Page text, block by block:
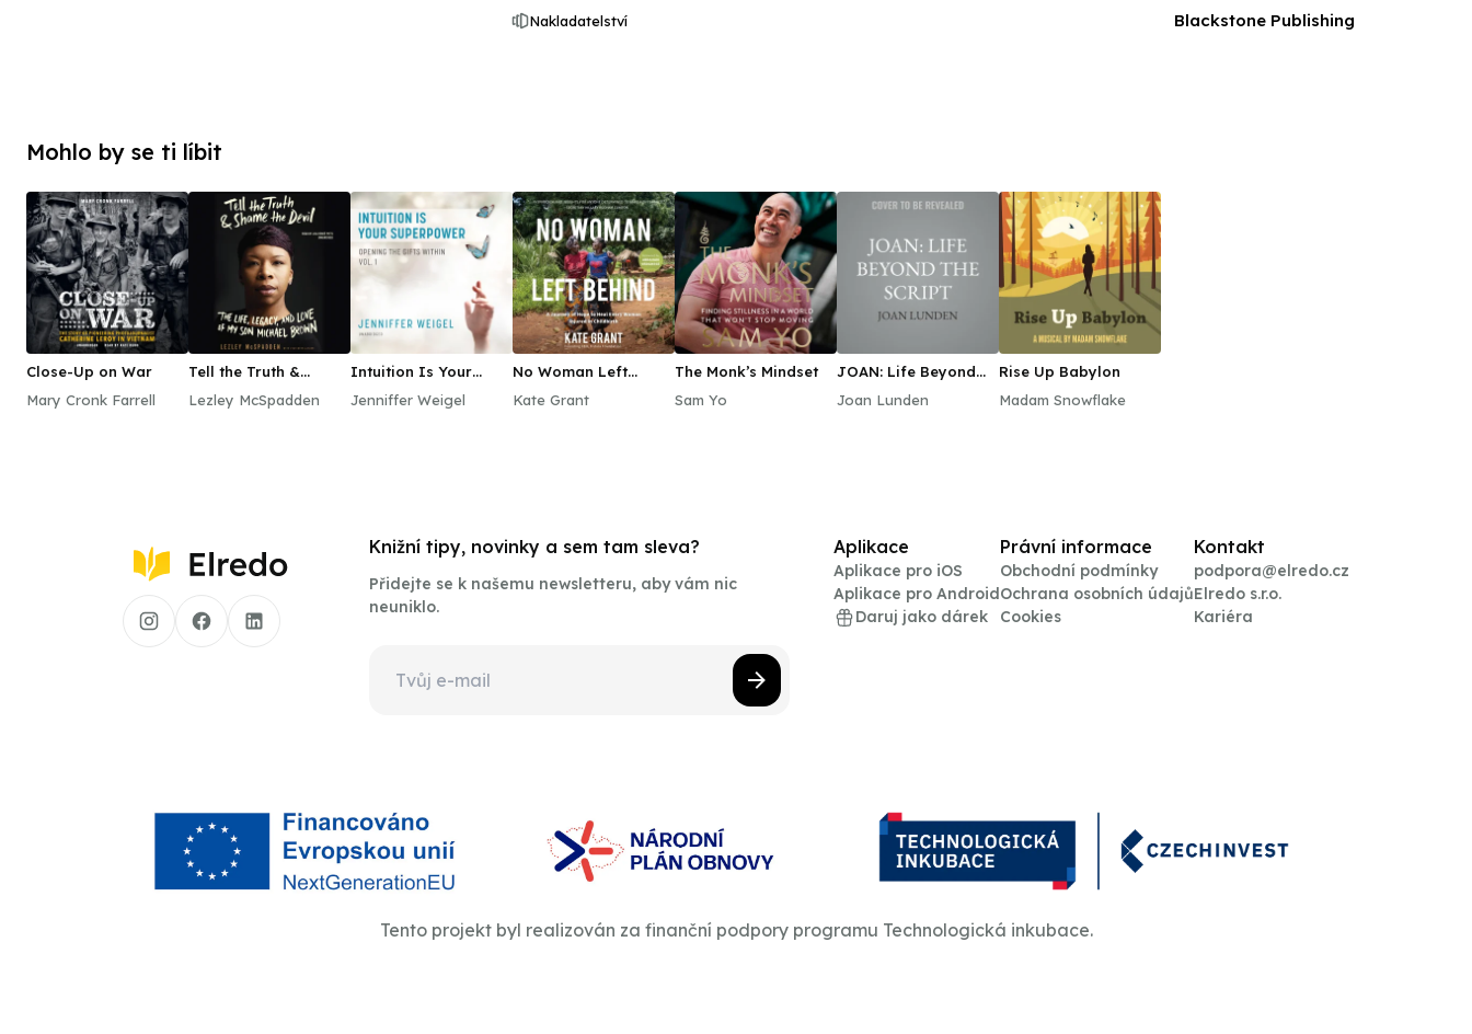
Nakladatelství Blackstone Publishing
Mohlo by se ti líbit
Close-Up on War
Mary Cronk Farrell
Tell the Truth &
Lezley McSpadden
Intuition Is Your
Jenniffer Weigel
No Woman Left
Kate Grant
The Monk’s Mindset
Sam Yo
JOAN: Life Beyond
Joan Lunden
Rise Up Babylon
Madam Snowflake
Knižní tipy, novinky a sem tam sleva?
Přidejte se k našemu newsletteru, aby vám nic
neuniklo.
Aplikace
Aplikace pro iOS
Aplikace pro Android
Daruj jako dárek
Právní informace
Obchodní podmínky
Ochrana osobních údajů
Cookies
Kontakt
podpora@elredo.cz
Elredo s.r.o.
Kariéra
Tento projekt byl realizován za finanční podpory programu Technologická inkubace.